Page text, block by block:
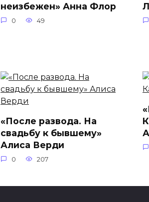
неизбежен» Анна Флор
0 49
«После развода. На
свадьбу к бывшему»
Алиса Верди
0 207